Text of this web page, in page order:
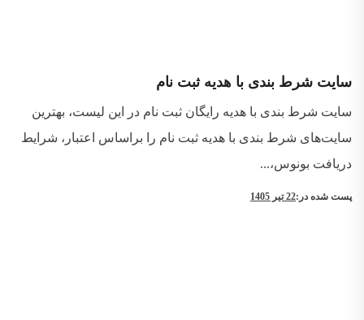
سایت شرط بندی با هدیه ثبت نام
سایت شرط بندی با هدیه رایگان ثبت نام در این لیست، بهترین
سایت‌های شرط بندی با هدیه ثبت نام را براساس اعتبار، شرایط
دریافت بونوس،...
پست شده در:22 تیر 1405